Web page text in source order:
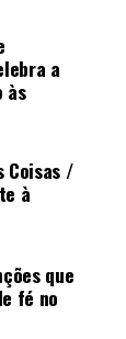
a
às
Coisas /
à
que
fé no